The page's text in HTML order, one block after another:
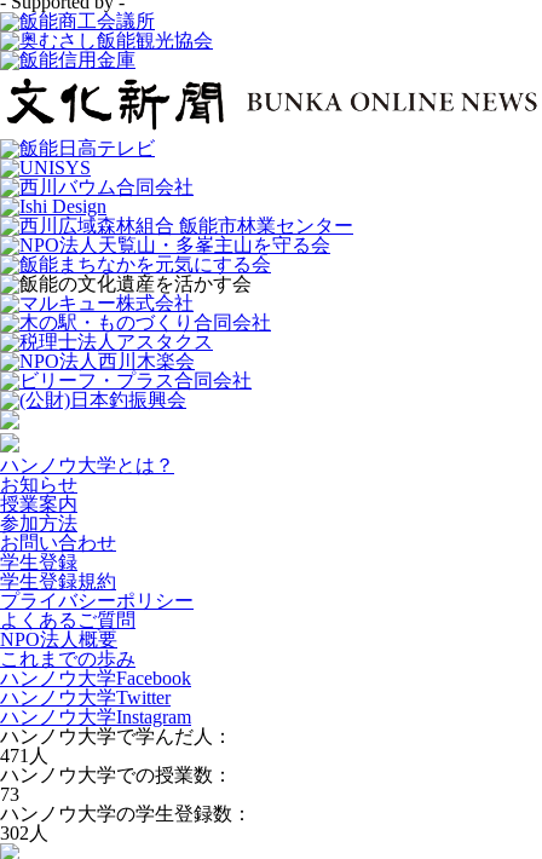
ハンノウ大学とは？
お知らせ
授業案内
参加方法
お問い合わせ
学生登録
学生登録規約
プライバシーポリシー
よくあるご質問
NPO法人概要
これまでの歩み
ハンノウ大学Facebook
ハンノウ大学Twitter
ハンノウ大学Instagram
ハンノウ大学で学んだ人：
471 人
ハンノウ大学での授業数：
73
ハンノウ大学の学生登録数：
302 人